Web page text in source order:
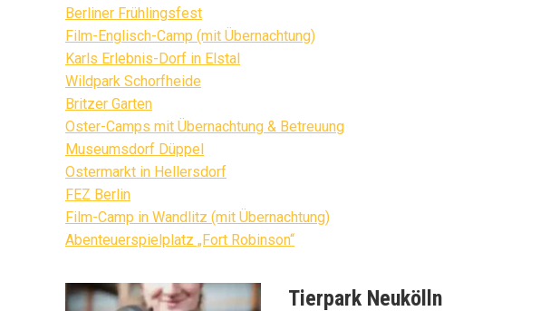
Berliner Frühlingsfest
Film-Englisch-Camp (mit Übernachtung)
Karls Erlebnis-Dorf in Elstal
Wildpark Schorfheide
Britzer Garten
Oster-Camps mit Übernachtung & Betreuung
Museumsdorf Düppel
Ostermarkt in Hellersdorf
FEZ Berlin
Film-Camp in Wandlitz (mit Übernachtung)
Abenteuerspielplatz „Fort Robinson“
Tierpark Neukölln